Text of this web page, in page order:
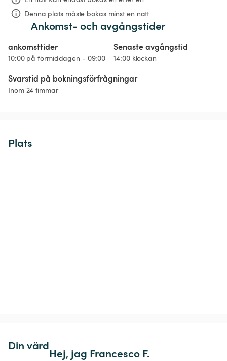
Denna plats måste bokas minst en natt .
Ankomst- och avgångstider
ankomsttider
10:00 på förmiddagen - 09:00
Senaste avgångstid
14:00 klockan
Svarstid på bokningsförfrågningar
Inom 24 timmar
Plats
Din värd
Hej, jag Francesco F.